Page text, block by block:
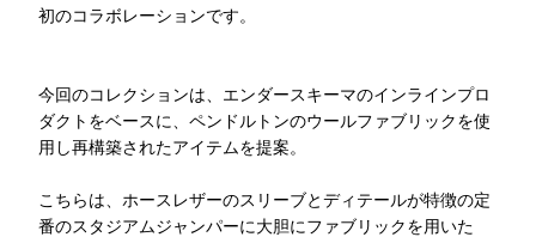
初のコラボレーションです。
今回のコレクションは、エンダースキーマのインラインプロ
ダクトをベースに、ペンドルトンのウールファブリックを使
用し再構築されたアイテムを提案。
こちらは、ホースレザーのスリーブとディテールが特徴の定
番のスタジアムジャンパーに大胆にファブリックを用いた